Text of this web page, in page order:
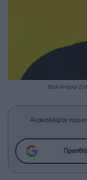
Βολοντίμιρ
Ανακαλύψτε